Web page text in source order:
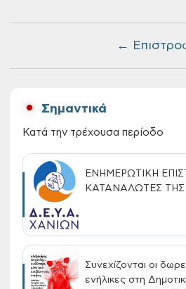
←
Σημαντικά
Κατά την τρέχουσα περίοδο
ΕΝΗΜΕΡΩΤΙΚΗ
ΚΑΤΑΝΑΛΩΤΕΣ ΤΗΣ
Συνεχίζονται οι
ενήλικες στη